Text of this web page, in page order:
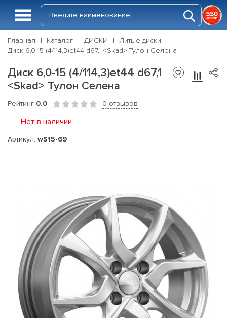
Главная Каталог ДИСКИ
Литые диски
Диск 6,0-15 (4/114,3)et44 d67,1 <Skad> Тулон Селена
Диск 6,0-15 (4/114,3)et44 d67,1
<Skad> Тулон Селена
Рейтинг 0.0 0 отзывов
Нет в наличии
Артикул: wS15-69